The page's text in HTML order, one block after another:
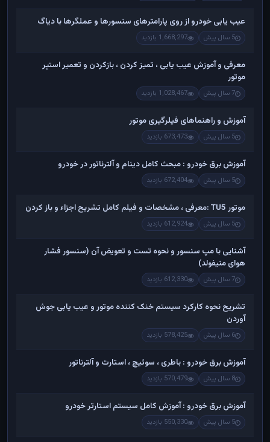
عیب یابی خودرو از روی پارامترهای سنسورها و عملگرها با دیاگ
5 سال پیش 1,668,297 بازدید
معرفی و آموزش عیب یابی ، تمیز کردن ، بازکردن و تعمیر استپر
موتور
7 سال پیش 1,028,467 بازدید
آموزش و راهنماهای فیلرگیری موتور
5 سال پیش 673,473 بازدید
آموزش برق خودرو : مبحث کامل دینام و آلترناتور در خودرو
5 سال پیش 672,404 بازدید
موتور TU5 :معرفی ، مشخصات و فیلم کامل تشریح اجزاء و باز کردن
5 سال پیش 612,924 بازدید
آشنایی با مپ سنسور و نحوه تست و تعویض آن (سنسور فشار
هوای منیفولد)
7 سال پیش 612,330 بازدید
تشریح نحوه کارکرد سیستم خنک کننده موتور و عیب یابی جوش
آوردن
6 سال پیش 578,425 بازدید
آموزش برق خودرو : باطری ، سوئیچ ، استارت و آلترناتور
8 سال پیش 570,479 بازدید
آموزش برق خودرو : آموزش کامل سیستم استارتر خودرو
5 سال پیش 550,330 بازدید